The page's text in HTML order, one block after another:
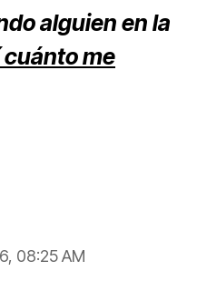
alguien en la
cuánto me
08:25 AM